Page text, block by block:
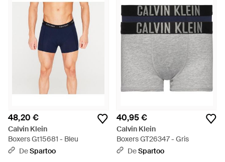
48,20 €
Calvin Klein
Boxers Gt15681 - Bleu
DeSpartoo
40,95 €
Calvin Klein
Boxers GT26347 - Gris
DeSpartoo